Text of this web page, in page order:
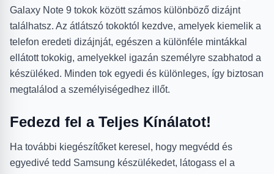
Galaxy Note 9 tokok között számos különböző dizájnt
találhatsz. Az átlátszó tokoktól kezdve, amelyek kiemelik a
telefon eredeti dizájnját, egészen a különféle mintákkal
ellátott tokokig, amelyekkel igazán személyre szabhatod a
készüléked. Minden tok egyedi és különleges, így biztosan
megtalálod a személyiségedhez illőt.
Fedezd fel a Teljes Kínálatot!
Ha további kiegészítőket keresel, hogy megvédd és
egyedivé tedd Samsung készülékedet, látogass el a